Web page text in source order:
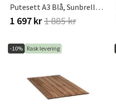
Putesett A3 Blå, Sunbrella Grythyttan Stålmöbler
1 697 kr1 885 kr
-10% Rask levering